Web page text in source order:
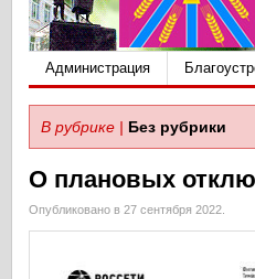
Администрация
В рубрике | Без рубрики
О плановых
Опубликовано в 27 сентября 2022.